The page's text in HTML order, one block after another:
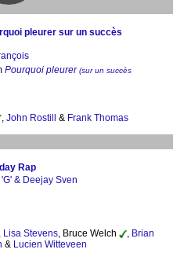
pleurer sur un succès
Pourquoi pleurer(sur un succès
, John Rostill & Frank Thomas
Rap
& Deejay Sven
, Lisa Stevens, Bruce Welch , Brian
& Lucien Witteveen